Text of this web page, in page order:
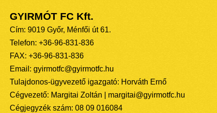
GYIRMÓT FC Kft.
Cím: 9019 Győr, Ménfői út 61.
Telefon: +36-96-831-836
FAX: +36-96-831-836
Email: gyirmotfc@gyirmotfc.hu
Tulajdonos-ügyvezető igazgató: Horváth Ernő
Cégvezető: Margitai Zoltán | margitai@gyirmotfc.hu
Cégjegyzék szám: 08 09 016084